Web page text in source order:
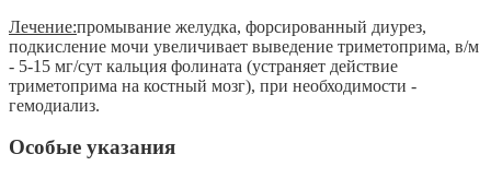
Лечение:промывание желудка, форсированный диурез,
подкисление мочи увеличивает выведение триметоприма, в/м
- 5-15 мг/сут кальция фолината (устраняет действие
триметоприма на костный мозг), при необходимости -
гемодиализ.
Особые указания